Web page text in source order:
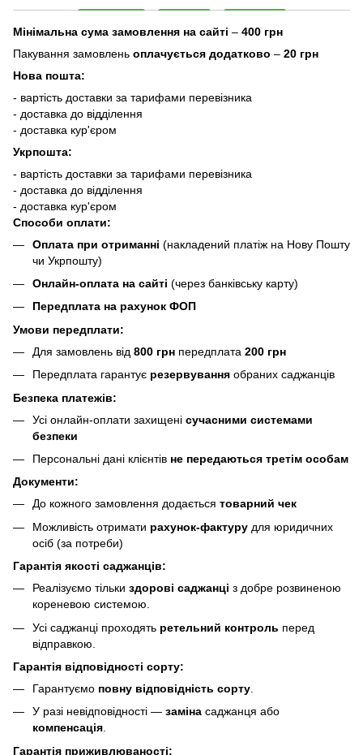
Мінімальна сума замовлення на сайті – 400 грн
Пакування замовлень оплачується додатково – 20 грн
Нова пошта:
- вартість доставки за тарифами перевізника
- доставка до відділення
- доставка кур'єром
Укрпошта:
- вартість доставки за тарифами перевізника
- доставка до відділення
- доставка кур'єром
Способи оплати:
Оплата при отриманні (накладений платіж на Нову Пошту
чи Укрпошту)
Онлайн-оплата на сайті (через банківську карту)
Передплата на рахунок ФОП
Умови передплати:
Для замовлень від 800 грн передплата 200 грн
Передплата гарантує резервування обраних саджанців
Безпека платежів:
Усі онлайн-оплати захищені сучасними системами
безпеки
Персональні дані клієнтів не передаються третім особам
Документи:
До кожного замовлення додається товарний чек
Можливість отримати рахунок-фактуру для юридичних
осіб (за потреби)
Гарантія якості саджанців:
Реалізуємо тільки здорові саджанці з добре розвиненою
кореневою системою.
Усі саджанці проходять ретельний контроль перед
відправкою.
Гарантія відповідності сорту:
Гарантуємо повну відповідність сорту
У разі невідповідності — заміна саджанця або
компенсація.
Гарантія приживлюваності: